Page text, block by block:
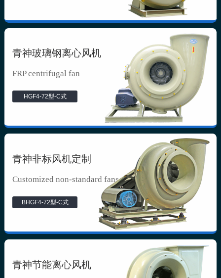
青神玻璃钢离心风机
FRP centrifugal fan
HGF4-72型-C式
青神非标风机定制
Customized non-standard fans
BHGF4-72型-C式
青神节能离心风机